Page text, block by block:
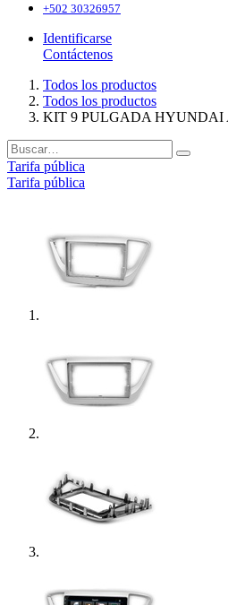
+502 30326957
Identificarse
Contáctenos
Todos los productos
Todos los productos
KIT 9 PULGADA HYUNDAI
Tarifa pública
Tarifa pública